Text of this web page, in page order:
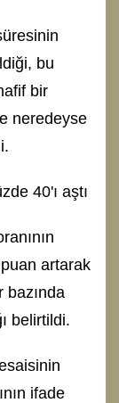
bu
bir
neredeyse
40'ı aştı
artarak
bazında
belirtildi.
ifade